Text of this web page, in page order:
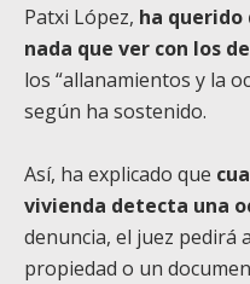
Patxi López, ha querido
nada que ver con los
los “allanamientos y la
según ha sostenido.
Así, ha explicado que
vivienda detecta una
denuncia, el juez pedirá
propiedad o un